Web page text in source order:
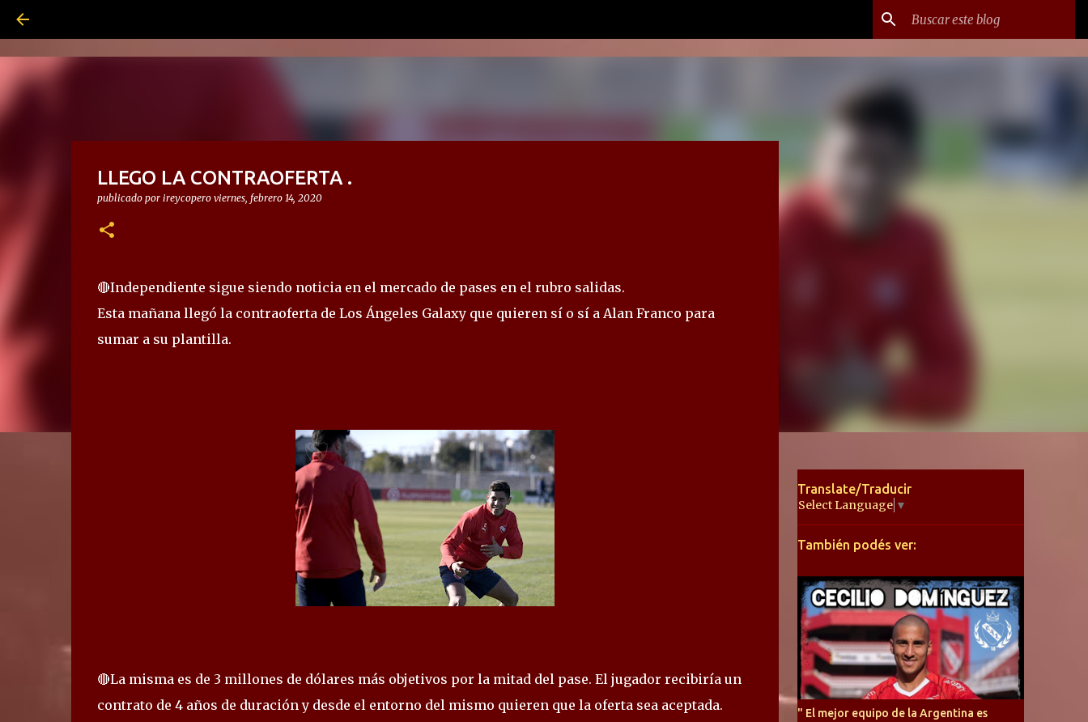
LLEGO LA CONTRAOFERTA .
publicado por ireycopero viernes, febrero 14, 2020
🔴Independiente sigue siendo noticia en el mercado de pases en el rubro salidas.
Esta mañana llegó la contraoferta de Los Ángeles Galaxy que quieren sí o sí a Alan Franco para
sumar a su plantilla.
🔴La misma es de 3 millones de dólares más objetivos por la mitad del pase. El jugador recibiría un
contrato de 4 años de duración y desde el entorno del mismo quieren que la oferta sea aceptada.
Translate/Traducir
Select Language ▼
También podés ver:
" El mejor equipo de la Argentina es